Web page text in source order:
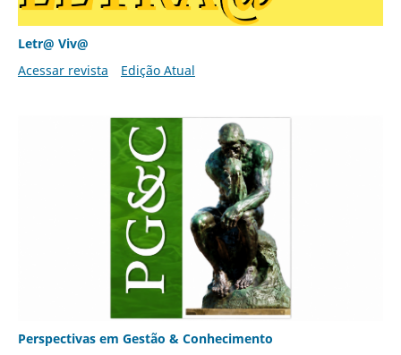
Letr@ Viv@
Acessar revista
Edição Atual
Perspectivas em Gestão & Conhecimento